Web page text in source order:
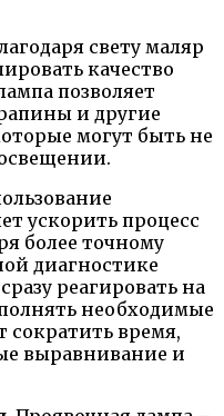
свету маляр
качество
позволяет
и другие
могут быть не
ускорить процесс
более точному
диагностике
реагировать на
необходимые
сократить время,
выравнивание и